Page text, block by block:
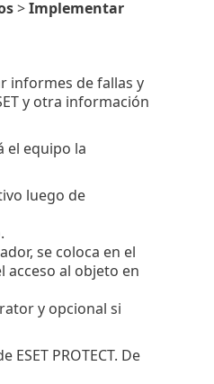
>Implementar
informes de fallas y
y otra información
el equipo la
luego de
se coloca en el
acceso al objeto en
y opcional si
PROTECT. De